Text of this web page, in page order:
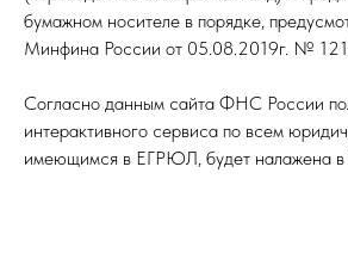
бумажном носителе в порядке,
Минфина России от 05.08.2019г. №
Согласно данным сайта ФНС России
интерактивного сервиса по всем
имеющимся в ЕГРЮЛ, будет налажена в